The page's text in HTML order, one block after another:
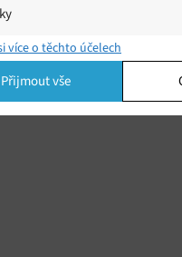
a/nebo přístup k informacím v
kombinací údajů z různých
více o těchto účelech
Přijmout vše